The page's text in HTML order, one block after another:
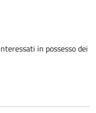
in possesso dei